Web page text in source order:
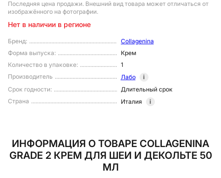
Бренд:
Collagenina
Форма выпуска:
Крем
Количество в упаковке:
1
Производитель
Лабо
i
Срок годности:
Длительный срок
Страна
Италия i
Последняя цена продажи. Внешний вид товара может отличаться от
изображённого на фотографии.
Нет в наличии в регионе
ИНФОРМАЦИЯ О ТОВАРЕ COLLAGENINA
GRADE 2 КРЕМ ДЛЯ ШЕИ И ДЕКОЛЬТЕ 50
МЛ